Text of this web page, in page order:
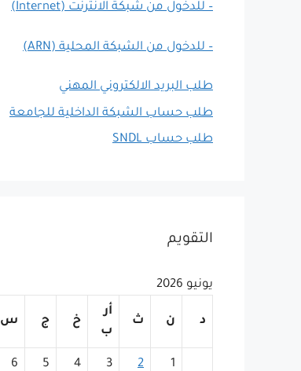
– للدخول من شبكة الانترنت (Internet)
– للدخول من الشبكة المحلية (ARN)
طلب البريد الالكتروني المهني
طلب حساب الشبكة الداخلية للجامعة
طلب حساب SNDL
التقويم
يونيو 2026
د ن ث
أر
ب
خ ج س
1
2
3
4
5
6